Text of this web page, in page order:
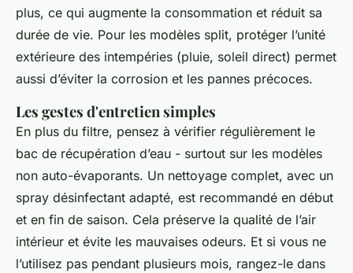
plus, ce qui augmente la consommation et réduit sa
durée de vie. Pour les modèles split, protéger l’unité
extérieure des intempéries (pluie, soleil direct) permet
aussi d’éviter la corrosion et les pannes précoces.
Les gestes d'entretien simples
En plus du filtre, pensez à vérifier régulièrement le
bac de récupération d’eau - surtout sur les modèles
non auto-évaporants. Un nettoyage complet, avec un
spray désinfectant adapté, est recommandé en début
et en fin de saison. Cela préserve la qualité de l’air
intérieur et évite les mauvaises odeurs. Et si vous ne
l’utilisez pas pendant plusieurs mois, rangez-le dans